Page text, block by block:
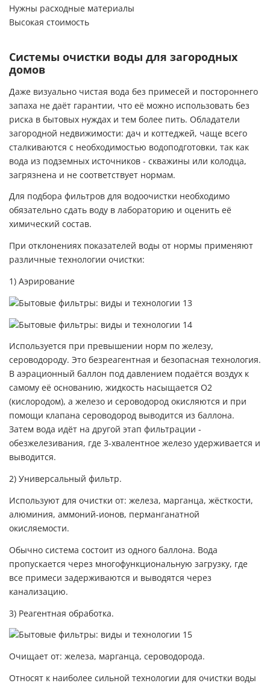
Нужны расходные материалы
Высокая стоимость
Системы очистки воды для загородных
домов
Даже визуально чистая вода без примесей и постороннего
запаха не даёт гарантии, что её можно использовать без
риска в бытовых нуждах и тем более пить. Обладатели
загородной недвижимости: дач и коттеджей, чаще всего
сталкиваются с необходимостью водоподготовки, так как
вода из подземных источников - скважины или колодца,
загрязнена и не соответствует нормам.
Для подбора фильтров для водоочистки необходимо
обязательно сдать воду в лабораторию и оценить её
химический состав.
При отклонениях показателей воды от нормы применяют
различные технологии очистки:
1) Аэрирование
Используется при превышении норм по железу,
сероводороду. Это безреагентная и безопасная технология.
В аэрационный баллон под давлением подаётся воздух к
самому её основанию, жидкость насыщается О2
(кислородом), а железо и сероводород окисляются и при
помощи клапана сероводород выводится из баллона.
Затем вода идёт на другой этап фильтрации -
обезжелезивания, где 3-хвалентное железо удерживается и
выводится.
2) Универсальный фильтр.
Используют для очистки от: железа, марганца, жёсткости,
алюминия, аммоний-ионов, перманганатной
окисляемости.
Обычно система состоит из одного баллона. Вода
пропускается через многофункциональную загрузку, где
все примеси задерживаются и выводятся через
канализацию.
3) Реагентная обработка.
Очищает от: железа, марганца, сероводорода.
Относят к наиболее сильной технологии для очистки воды